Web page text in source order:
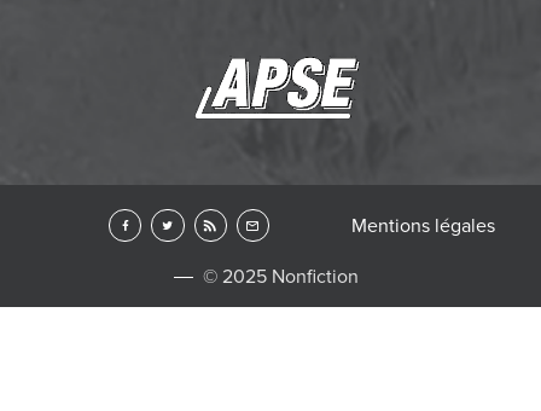
© 2025 Nonfiction
Mentions légales